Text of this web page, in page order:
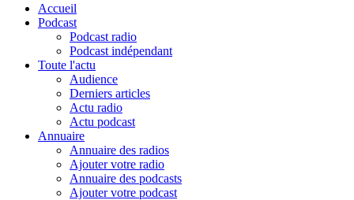
Accueil
Podcast
Podcast radio
Podcast indépendant
Toute l'actu
Audience
Derniers articles
Actu radio
Actu podcast
Annuaire
Annuaire des radios
Ajouter votre radio
Annuaire des podcasts
Ajouter votre podcast